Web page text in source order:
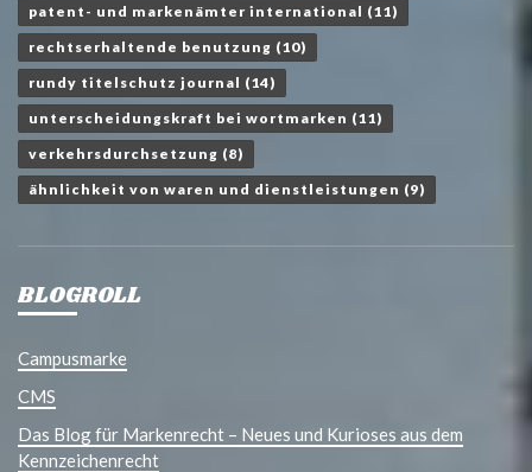
patent- und markenämter international (11)
rechtserhaltende benutzung (10)
rundy titelschutz journal (14)
unterscheidungskraft bei wortmarken (11)
verkehrsdurchsetzung (8)
ähnlichkeit von waren und dienstleistungen (9)
BLOGROLL
Campusmarke
CMS
Das Blog für Markenrecht – Neues und Kurioses aus dem
Kennzeichenrecht